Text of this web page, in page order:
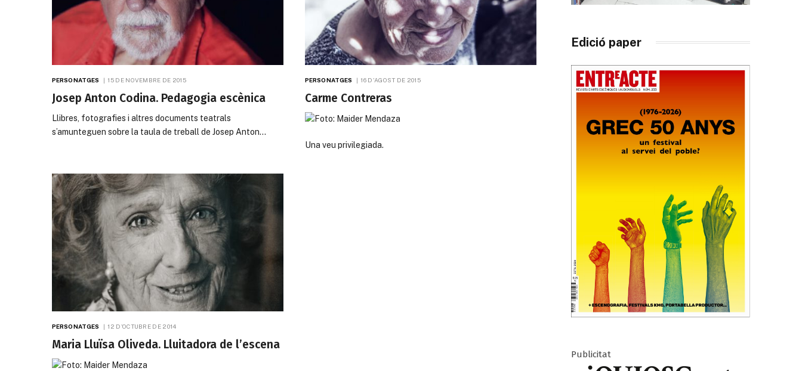
PERSONATGES 15 DE NOVEMBRE DE 2015
Josep Anton Codina. Pedagogia escènica
Llibres, fotografies i altres documents teatrals
s’amunteguen sobre la taula de treball de Josep Anton…
PERSONATGES 16 D'AGOST DE 2015
Carme Contreras
Una veu privilegiada.
PERSONATGES 12 D'OCTUBRE DE 2014
Maria Lluïsa Oliveda. Lluitadora de l’escena
Edició paper
Publicitat